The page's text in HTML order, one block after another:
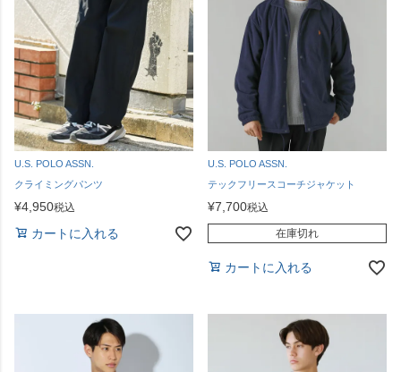
U.S. POLO ASSN.
クライミングパンツ
¥4,950税込
カートに入れる
U.S. POLO ASSN.
テックフリースコーチジャケット
¥7,700税込
在庫切れ
カートに入れる